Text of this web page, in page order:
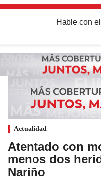
Hable con el
Actualidad
Atentado con
menos dos
Nariño